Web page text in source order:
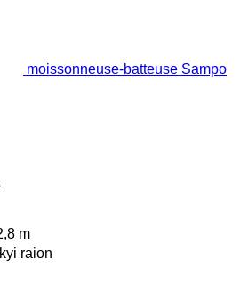
moissonneuse-batteuse Sampo
m
raion